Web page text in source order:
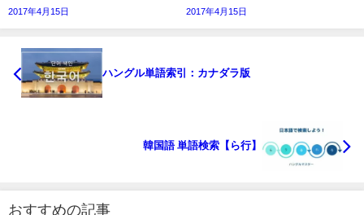
2017年4月15日 2017年4月15日
ハングル単語索引：カナダラ版
韓国語 単語検索【ら行】
おすすめの記事